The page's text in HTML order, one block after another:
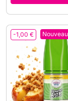
-1,00 € Nouveau